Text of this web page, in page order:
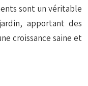
sont un véritable
apportant des
croissance saine et